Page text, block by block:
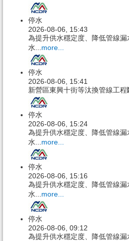
停水
2026-08-06, 15:43
為提升供水穩定度、降低管線
水... more...
停水
2026-08-06, 15:41
新營區東興十街等汰換管線工程
停水
2026-08-06, 15:24
為提升供水穩定度、降低管線
水... more...
停水
2026-08-06, 15:16
為提升供水穩定度、降低管線
水... more...
停水
2026-08-06, 09:12
為提升供水穩定度、降低管線